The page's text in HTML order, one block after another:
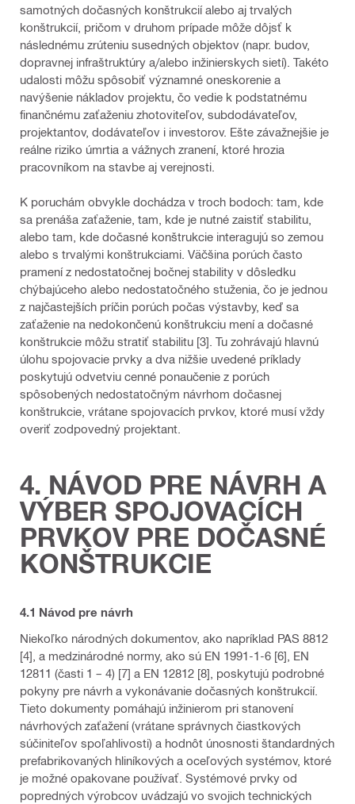
samotných dočasných konštrukcií alebo aj trvalých
konštrukcií, pričom v druhom prípade môže dôjsť k
následnému zrúteniu susedných objektov (napr. budov,
dopravnej infraštruktúry a/alebo inžinierskych sietí). Takéto
udalosti môžu spôsobiť významné oneskorenie a
navýšenie nákladov projektu, čo vedie k podstatnému
finančnému zaťaženiu zhotoviteľov, subdodávateľov,
projektantov, dodávateľov i investorov. Ešte závažnejšie je
reálne riziko úmrtia a vážnych zranení, ktoré hrozia
pracovníkom na stavbe aj verejnosti.
K poruchám obvykle dochádza v troch bodoch: tam, kde
sa prenáša zaťaženie, tam, kde je nutné zaistiť stabilitu,
alebo tam, kde dočasné konštrukcie interagujú so zemou
alebo s trvalými konštrukciami. Väčšina porúch často
pramení z nedostatočnej bočnej stability v dôsledku
chýbajúceho alebo nedostatočného stuženia, čo je jednou
z najčastejších príčin porúch počas výstavby, keď sa
zaťaženie na nedokončenú konštrukciu mení a dočasné
konštrukcie môžu stratiť stabilitu [3]. Tu zohrávajú hlavnú
úlohu spojovacie prvky a dva nižšie uvedené príklady
poskytujú odvetviu cenné ponaučenie z porúch
spôsobených nedostatočným návrhom dočasnej
konštrukcie, vrátane spojovacích prvkov, ktoré musí vždy
overiť zodpovedný projektant.
4. NÁVOD PRE NÁVRH A
VÝBER SPOJOVACÍCH
PRVKOV PRE DOČASNÉ
KONŠTRUKCIE
4.1 Návod pre návrh
Niekoľko národných dokumentov, ako napríklad PAS 8812
[4], a medzinárodné normy, ako sú EN 1991-1-6 [6], EN
12811 (časti 1 – 4) [7] a EN 12812 [8], poskytujú podrobné
pokyny pre návrh a vykonávanie dočasných konštrukcií.
Tieto dokumenty pomáhajú inžinierom pri stanovení
návrhových zaťažení (vrátane správnych čiastkových
súčiniteľov spoľahlivosti) a hodnôt únosnosti štandardných
prefabrikovaných hliníkových a oceľových systémov, ktoré
je možné opakovane používať. Systémové prvky od
popredných výrobcov uvádzajú vo svojich technických